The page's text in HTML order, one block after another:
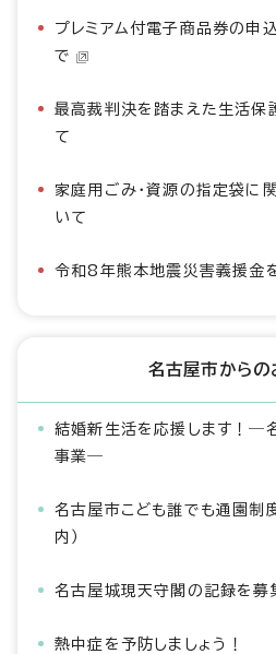
プレミアム付電子商品券の申
で
最高裁判決を踏まえた生活保
て
家庭用ごみ・資源の指定袋に
いて
令和8年熊本地震災害義援金
名古屋市からの
結婚新生活を応援します！―
事業―
名古屋市こども誰でも通園制
内）
名古屋城現天守閣の記録を募
熱中症を予防しましょう！